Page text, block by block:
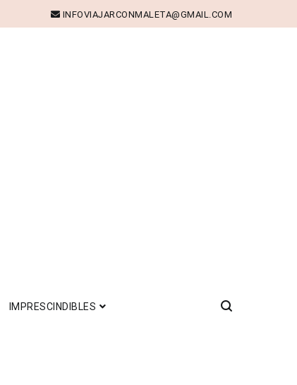
INFOVIAJARCONMALETA@GMAIL.COM
IMPRESCINDIBLES